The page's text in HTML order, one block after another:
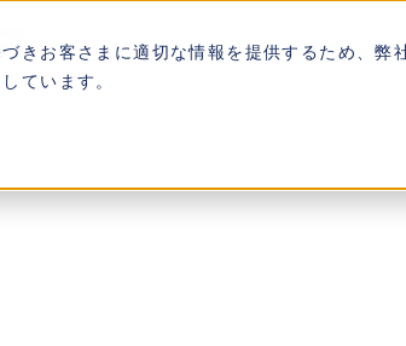
きお客さまに適切な情報を提供するため、
ています。